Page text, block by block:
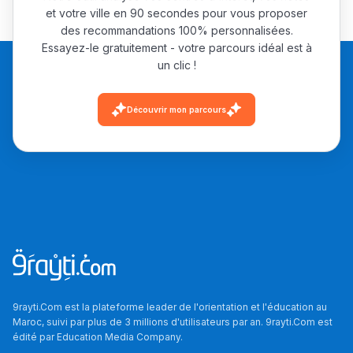
التّطوّعي، التّشبيك و
أشياء أخرى مع مامودو
سامورا
الطولي، ملاك البردع
كتحكي على تجربتها
فالرّياضة و الدّراسة
et votre ville en 90 secondes pour vous proposer
des recommandations 100% personnalisées.
Essayez-le gratuitement - votre parcours idéal est à
un clic !
Découvrir mon parcours
9rayti.Com est la plateforme leader de l'orientation et l'éducation au
Maroc, suivi par plus de 3 millions d'utilisateurs par an. 9rayti.Com est
édité parEducation Media Company.